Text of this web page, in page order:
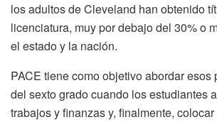
los adultos de Cleveland han obtenido
licenciatura, muy por debajo del 30% o
el estado y la nación.
PACE tiene como objetivo abordar esos
del sexto grado cuando los estudiantes
trabajos y finanzas y, finalmente,